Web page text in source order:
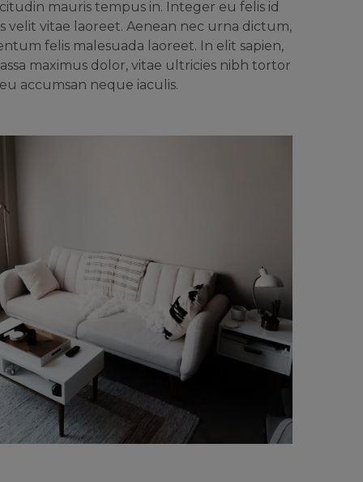
mauris tempus in. Integer eu felis id
velit vitae laoreet. Aenean nec urna dictum,
felis malesuada laoreet. In elit sapien,
maximus dolor, vitae ultricies nibh tortor
accumsan neque iaculis.